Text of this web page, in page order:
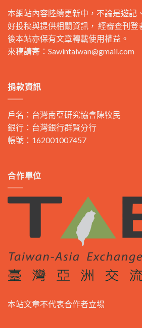
本網站內容陸續更新中，不論是遊記
好投稿與提供相關資訊， 經審查刊登
後本站亦保有文章轉載使用權益。
來稿請寄： Sawintaiwan@gmail.com
捐款資訊
戶名：台灣南亞研究協會陳牧民
銀行：台灣銀行群賢分行
帳號：162001007457
合作單位
本站文章不代表合作者立場